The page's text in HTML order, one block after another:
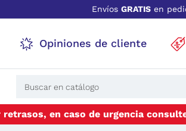
Envíos GRATIS en
Opiniones de cliente
en caso de urgencia